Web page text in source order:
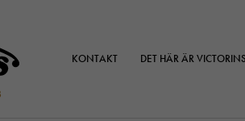
KONTAKT DET HÄR ÄR VICTORINS